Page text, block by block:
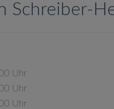
Schreiber-
Uhr
Uhr
Uhr